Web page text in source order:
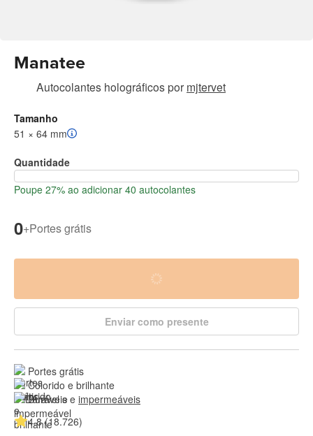
Manatee
Autocolantes holográficospor mjtervet
Tamanho
51 × 64 mm
Quantidade
Poupe 27% ao adicionar 40 autocolantes
0+Portes grátis
Enviar como presente
Portes grátis
Colorido e brilhante
Duráveis e impermeáveis
4.8 (18.726)